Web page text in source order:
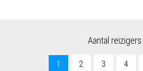
Aantal reizigers
1 2 3 4